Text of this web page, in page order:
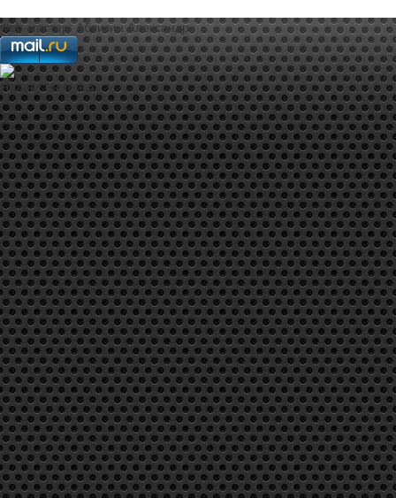
web-мастер:Аблизин Александр